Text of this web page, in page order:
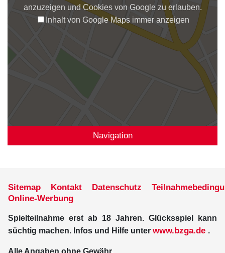
anzuzeigen und Cookies von Google zu erlauben.
Inhalt von Google Maps immer anzeigen
Navigation
Sitemap Kontakt Datenschutz
Online-Werbung
Spielteilnahme erst ab 18 Jahren. Glücksspiel kann
süchtig machen. Infos und Hilfe unter www.bzga.de .
Alle Angaben ohne Gewähr.